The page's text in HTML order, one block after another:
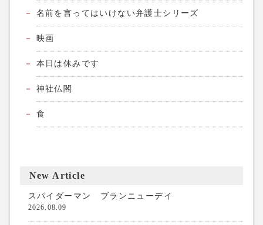
名前を言ってはいけない弁護士シリーズ
映画
本日は休みです
神社仏閣
食
New Article
スパイダーマン ブランニューデイ
2026.08.09